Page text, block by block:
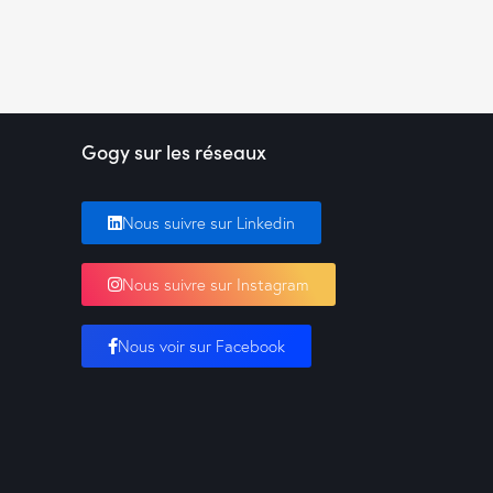
Gogy sur les réseaux
Nous suivre sur Linkedin
Nous suivre sur Instagram
Nous voir sur Facebook